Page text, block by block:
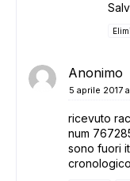
Anonimo
5 aprile 2017
ricevuto
num
sono fuori